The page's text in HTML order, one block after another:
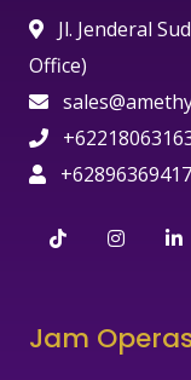
Jl. Jenderal
Office)
Jam